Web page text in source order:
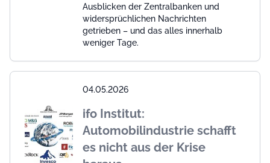
Ausblicken der Zentralbanken und
widersprüchlichen Nachrichten
getrieben – und das alles innerhalb
weniger Tage.
04.05.2026
ifo Institut:
Automobilindustrie schafft
es nicht aus der Krise